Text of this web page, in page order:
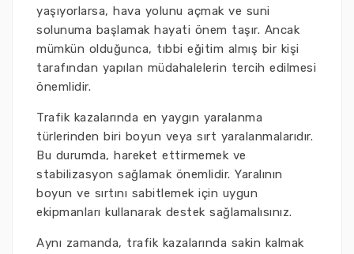
yaşıyorlarsa, hava yolunu açmak ve suni
solunuma başlamak hayati önem taşır. Ancak
mümkün olduğunca, tıbbi eğitim almış bir kişi
tarafından yapılan müdahalelerin tercih edilmesi
önemlidir.
Trafik kazalarında en yaygın yaralanma
türlerinden biri boyun veya sırt yaralanmalarıdır.
Bu durumda, hareket ettirmemek ve
stabilizasyon sağlamak önemlidir. Yaralının
boyun ve sırtını sabitlemek için uygun
ekipmanları kullanarak destek sağlamalısınız.
Aynı zamanda, trafik kazalarında sakin kalmak